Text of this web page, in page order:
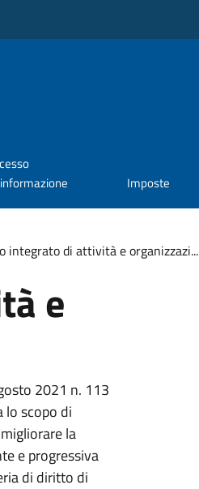
Imposte
integrato di attività e organizzazi...
e
2021 n. 113
lo scopo di
la
e progressiva
di diritto di